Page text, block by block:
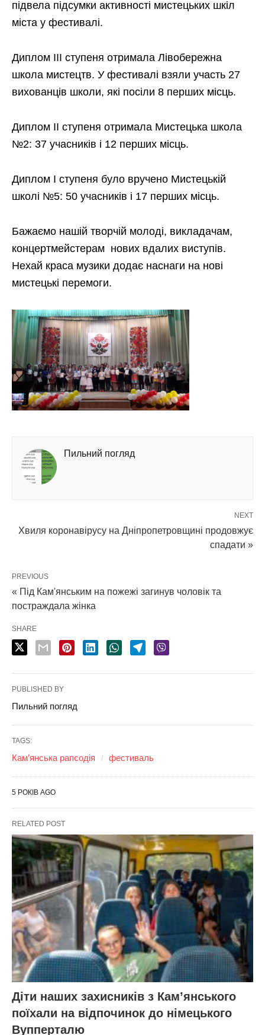
підвела підсумки активності мистецьких шкіл
міста у фестивалі.
Диплом ІІІ ступеня отримала Лівобережна
школа мистецтв. У фестивалі взяли участь 27
вихованців школи, які посіли 8 перших місць.
Диплом ІІ ступеня отримала Мистецька школа
№2: 37 учасників і 12 перших місць.
Диплом І ступеня було вручено Мистецькій
школі №5: 50 учасників і 17 перших місць.
Бажаємо нашій творчій молоді, викладачам,
концертмейстерам нових вдалих виступів.
Нехай краса музики додає наснаги на нові
мистецькі перемоги.
Пильний погляд
NEXT
Хвиля коронавірусу на Дніпропетровщині продовжує
спадати »
PREVIOUS
« Під Кам'янським на пожежі загинув чоловік та
постраждала жінка
SHARE
PUBLISHED BY
Пильний погляд
TAGS:
Кам’янська рапсодія фестиваль
5 РОКІВ AGO
RELATED POST
Діти наших захисників з Кам’янського
поїхали на відпочинок до німецького
Вупперталю